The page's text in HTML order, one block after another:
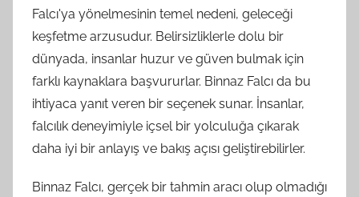
Falcı'ya yönelmesinin temel nedeni, geleceği
keşfetme arzusudur. Belirsizliklerle dolu bir
dünyada, insanlar huzur ve güven bulmak için
farklı kaynaklara başvururlar. Binnaz Falcı da bu
ihtiyaca yanıt veren bir seçenek sunar. İnsanlar,
falcılık deneyimiyle içsel bir yolculuğa çıkarak
daha iyi bir anlayış ve bakış açısı geliştirebilirler.
Binnaz Falcı, gerçek bir tahmin aracı olup olmadığı